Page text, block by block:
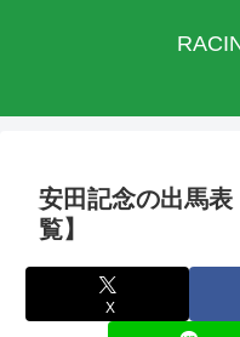
安田記念の出馬
覧】
X